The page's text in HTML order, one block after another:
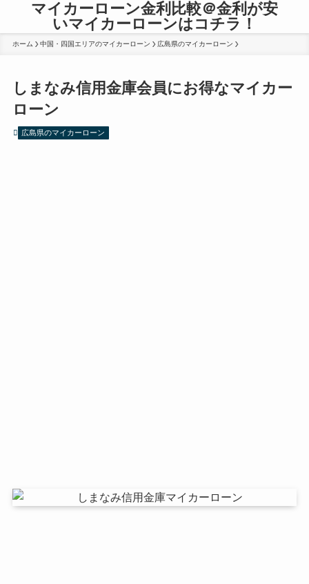
マイカーローン金利比較＠金利が安
いマイカーローンはコチラ！
ホーム 中国・四国エリアのマイカーローン 広島県のマイカーローン
しまなみ信用金庫会員にお得なマイカー
ローン
広島県のマイカーローン